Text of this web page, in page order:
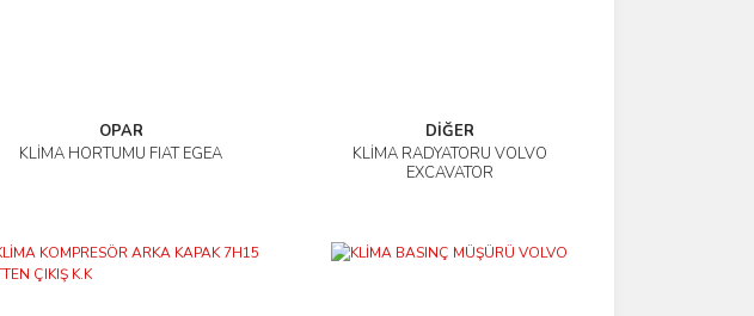
OPAR
KLİMA HORTUMU FIAT EGEA
DİĞER
KLİMA RADYATÖRÜ VOLVO
EXCAVATOR
İncele